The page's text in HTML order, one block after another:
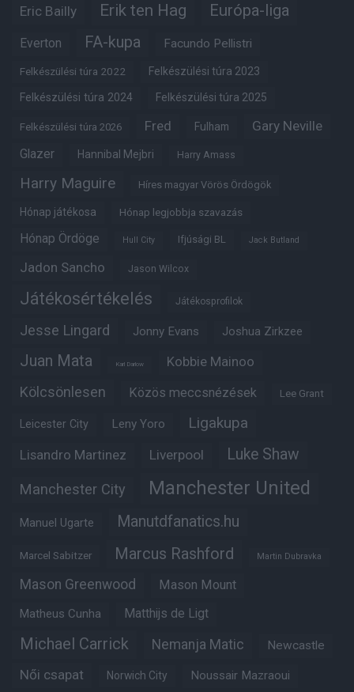
Eric Bailly Erik ten Hag Európa-liga
Everton FA-kupa Facundo Pellistri
Felkészülési túra 2022 Felkészülési túra 2023
Felkészülési túra 2024 Felkészülési túra 2025
Felkészülési túra 2026 Fred Fulham Gary Neville
Glazer Hannibal Mejbri Harry Amass
Harry Maguire Híres magyar Vörös Ördögök
Hónap játékosa Hónap legjobbja szavazás
Hónap Ördöge Hull City Ifjúsági BL Jack Butland
Jadon Sancho Jason Wilcox
Játékosértékelés Játékosprofilok
Jesse Lingard Jonny Evans Joshua Zirkzee
Juan Mata Karl Darlow Kobbie Mainoo
Kölcsönlesen Közös meccsnézések Lee Grant
Leicester City Leny Yoro Ligakupa
Lisandro Martinez Liverpool Luke Shaw
Manchester City Manchester United
Manuel Ugarte Manutdfanatics.hu
Marcel Sabitzer Marcus Rashford Martin Dubravka
Mason Greenwood Mason Mount
Matheus Cunha Matthijs de Ligt
Michael Carrick Nemanja Matic Newcastle
Női csapat Norwich City Noussair Mazraoui